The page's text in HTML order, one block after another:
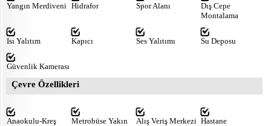
Yangın Merdiveni Hidrafor Spor Alanı
Dış Cepe
Montalama
Isı Yalıtım Kapıcı Ses Yalıtımı Su Deposu
Güvenlik Kamerası
Çevre Özellikleri
Anaokulu-Kreş Metrobüse Yakın Alış Veriş Merkezi Hastane